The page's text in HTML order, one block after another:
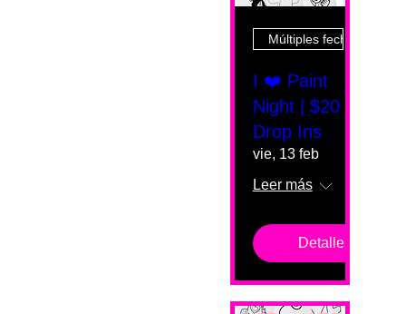
Múltiples fechas
I ❤️ Paint
Night | $20
Drop Ins
vie, 13 feb
Leer más
Detalles